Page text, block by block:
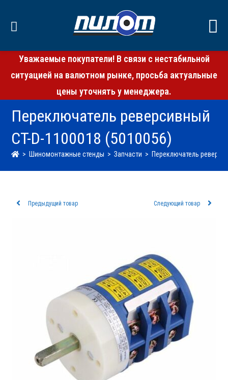
Уважаемые покупатели! В связи с нестабильной
ситуацией на валютном рынке, просьба актуальные
цены уточнять у менеджера.
Переключатель реверсивный
CT-D-1100018 (5010056)
> Шиномонтажные стенды > Запчасти > Переключатель
Предыдущий товар Следующий товар